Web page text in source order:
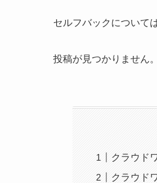
セルフバックについて
投稿が見つかりません。
クラウド
クラウド